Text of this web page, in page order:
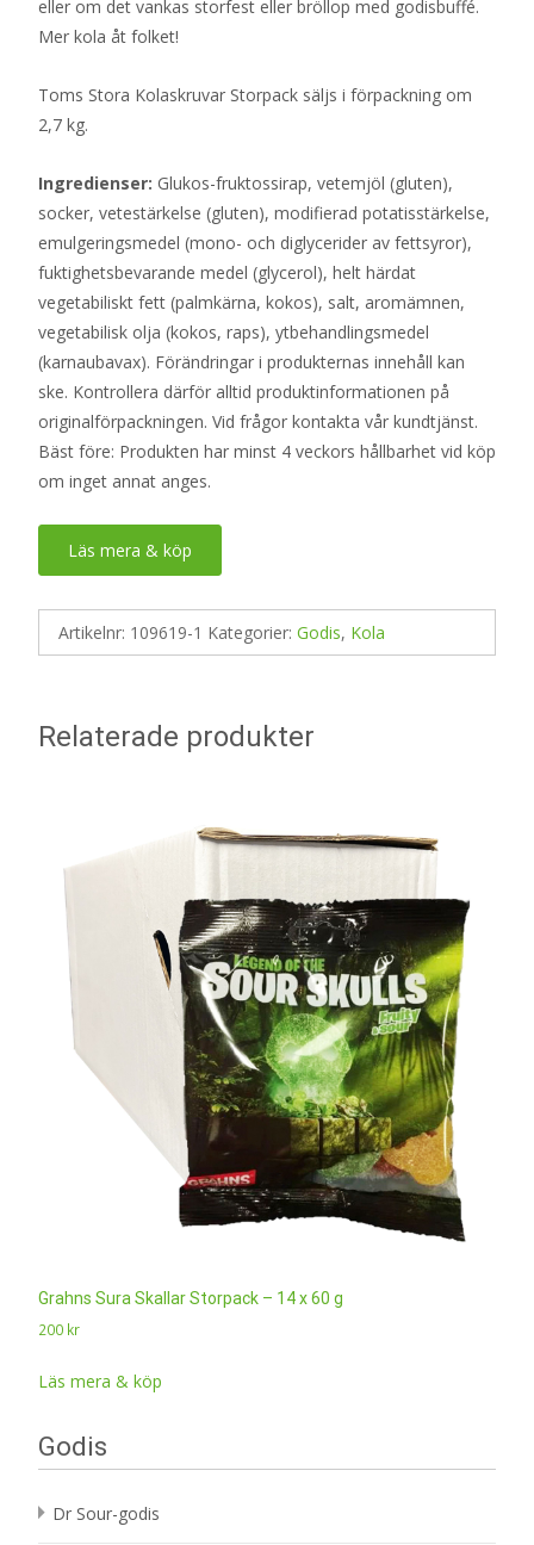
eller om det vankas storfest eller bröllop med godisbuffé.
Mer kola åt folket!
Toms Stora Kolaskruvar Storpack säljs i förpackning om
2,7 kg.
Ingredienser: Glukos-fruktossirap, vetemjöl (gluten),
socker, vetestärkelse (gluten), modifierad potatisstärkelse,
emulgeringsmedel (mono- och diglycerider av fettsyror),
fuktighetsbevarande medel (glycerol), helt härdat
vegetabiliskt fett (palmkärna, kokos), salt, aromämnen,
vegetabilisk olja (kokos, raps), ytbehandlingsmedel
(karnaubavax). Förändringar i produkternas innehåll kan
ske. Kontrollera därför alltid produktinformationen på
originalförpackningen. Vid frågor kontakta vår kundtjänst.
Bäst före: Produkten har minst 4 veckors hållbarhet vid köp
om inget annat anges.
Läs mera & köp
Artikelnr: 109619-1 Kategorier: Godis, Kola
Relaterade produkter
Grahns Sura Skallar Storpack – 14 x 60 g
200 kr
Läs mera & köp
Godis
Dr Sour-godis